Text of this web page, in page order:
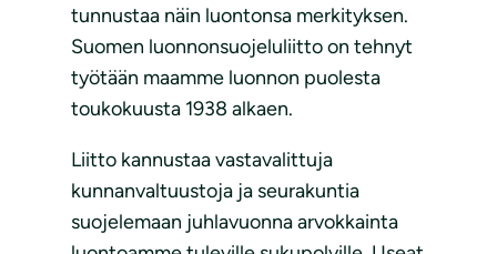
tunnustaa näin luontonsa merkityksen.
Suomen luonnonsuojeluliitto on tehnyt
työtään maamme luonnon puolesta
toukokuusta 1938 alkaen.
Liitto kannustaa vastavalittuja
kunnanvaltuustoja ja seurakuntia
suojelemaan juhlavuonna arvokkainta